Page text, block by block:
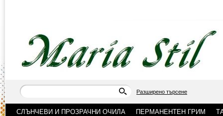
Разширено търсене
СЛЪНЧЕВИ И ПРОЗРАЧНИ ОЧИЛА ПЕРМАНЕНТЕН ГРИМ